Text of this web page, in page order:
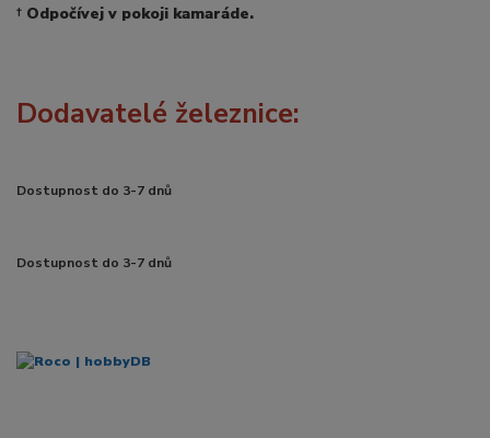
† Odpočívej v pokoji kamaráde.
Dodavatelé železnice:
Dostupnost do 3-7 dnů
Dostupnost do 3-7 dnů